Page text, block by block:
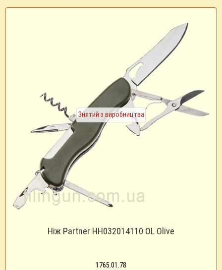
Знятий з виробництва
Ніж Partner HH032014110 OL Olive
1765.01.78